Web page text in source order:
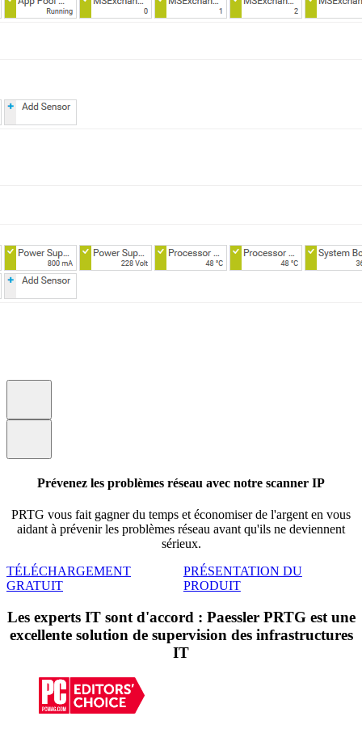
Prévenez les problèmes réseau avec notre scanner IP
PRTG vous fait gagner du temps et économiser de l'argent en vous
aidant à prévenir les problèmes réseau avant qu'ils ne deviennent
sérieux.
TÉLÉCHARGEMENT
GRATUIT
PRÉSENTATION DU
PRODUIT
Les experts IT sont d'accord : Paessler PRTG est une
excellente solution de supervision des infrastructures
IT